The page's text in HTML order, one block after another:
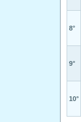
8°
9°
10°